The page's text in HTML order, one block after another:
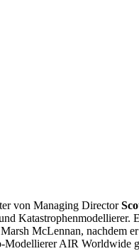
von Managing Director
Katastrophenmodellierer.
McLennan, nachdem
Modellierer AIR Worldwide